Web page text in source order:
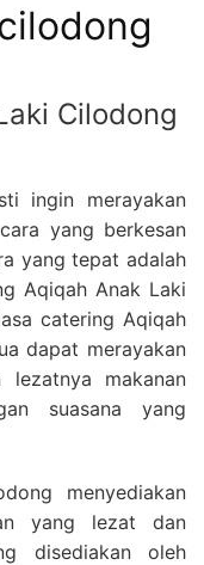
Cilodong
ingin merayakan
yang berkesan
yang tepat adalah
Aqiqah Anak Laki
catering Aqiqah
dapat merayakan
makanan
suasana yang
menyediakan
yang lezat dan
disediakan oleh